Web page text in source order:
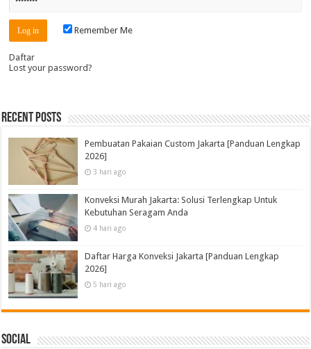
Remember Me
Daftar
Lost your password?
Recent Posts
Pembuatan Pakaian Custom Jakarta [Panduan Lengkap
2026]
3 hari ago
Konveksi Murah Jakarta: Solusi Terlengkap Untuk
Kebutuhan Seragam Anda
4 hari ago
Daftar Harga Konveksi Jakarta [Panduan Lengkap
2026]
5 hari ago
Social